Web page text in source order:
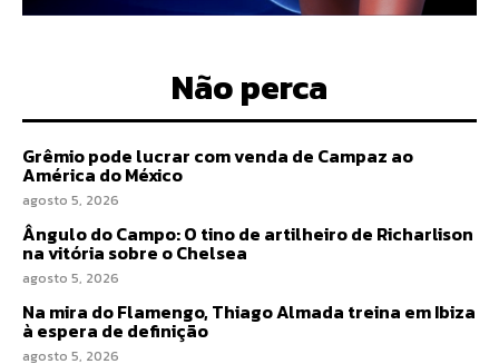
Não perca
Grêmio pode lucrar com venda de Campaz ao
América do México
agosto 5, 2026
Ângulo do Campo: O tino de artilheiro de Richarlison
na vitória sobre o Chelsea
agosto 5, 2026
Na mira do Flamengo, Thiago Almada treina em Ibiza
à espera de definição
agosto 5, 2026